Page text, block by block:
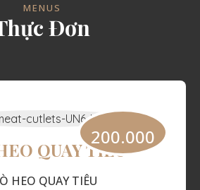
MENUS
Đơn
200.000
QUAY TIÊU
HEO QUAY TIÊU